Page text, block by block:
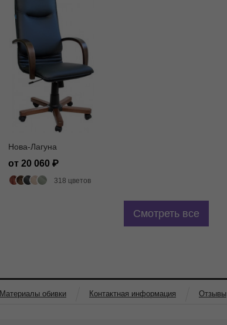
Нова-Лагуна
от 20 060
318 цветов
Смотреть все
Материалы обивки Контактная информация Отзывы